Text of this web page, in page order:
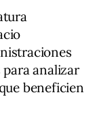
para analizar
beneficien